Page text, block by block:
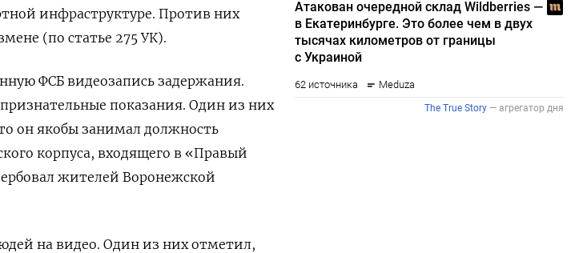
инфраструктуре. Против них
(по статье 275 УК).
ФСБ видеозапись задержания.
показания. Один из них
он якобы занимал должность
корпуса, входящего в «Правый
жителей Воронежской
на видео. Один из них отметил,